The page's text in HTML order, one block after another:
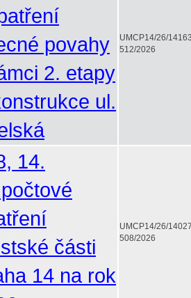
povahy
2. etapy
ul.
UMCP14/26/
512/2026
14.
části
14 na rok
UMCP14/26/
508/2026